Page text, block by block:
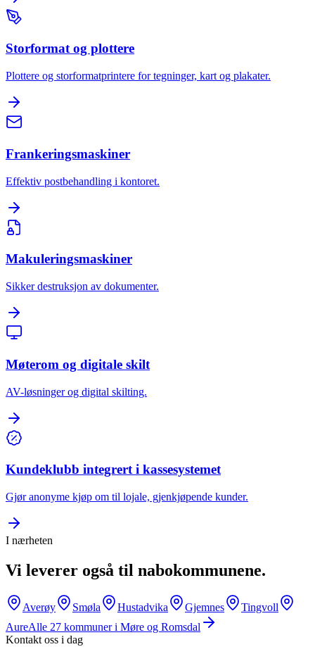
Storformat og plottere
Plottere og storformatprintere for tegninger, kart og plakater.
Frankeringsmaskiner
Effektiv postbehandling i kontoret.
Makuleringsmaskiner
Sikker destruksjon av dokumenter.
Møterom og digitale skilt
AV-løsninger og digital skilting.
Kundeklubb integrert i kassesystemet
Gjør anonyme kjøp om til lojale, gjenkjøpende kunder.
I nærheten
Vi leverer også til nabokommunene.
Averøy Smøla Hustadvika Gjemnes
Tingvoll
AureAlle 27 kommuner i Møre og Romsdal
Kontakt oss i dag